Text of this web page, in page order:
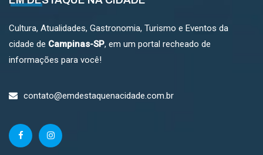
Cultura, Atualidades, Gastronomia, Turismo e Eventos da
cidade de Campinas-SP, em um portal recheado de
informações para você!
contato@emdestaquenacidade.com.br